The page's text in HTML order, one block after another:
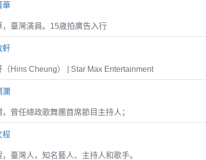
華
，臺灣演員。15歲拍廣告入行
軒
（Hins Cheung） | Star Max Entertainment
瀾
，曾任總政歌舞團首席節目主持人；
程
，臺灣人，知名藝人、主持人和歌手。